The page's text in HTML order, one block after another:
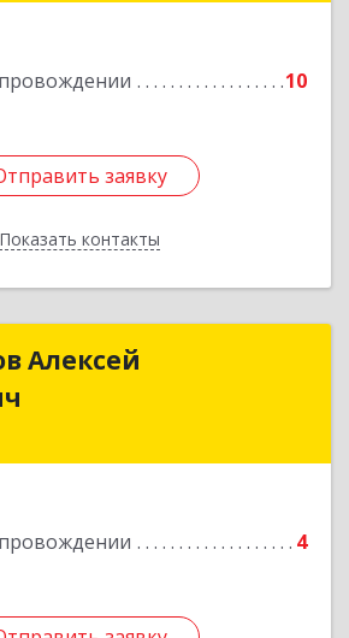
10
заявку
Показать контакты
заявку
Назад
Алексей
4
ИП Смирнов Алексей